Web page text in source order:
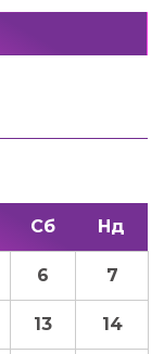
Сб Нд
6 7
13 14